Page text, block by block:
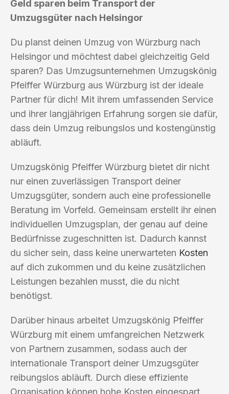
Geld sparen beim Transport der
Umzugsgüter nach Helsingor
Du planst deinen Umzug von Würzburg nach
Helsingor und möchtest dabei gleichzeitig Geld
sparen? Das Umzugsunternehmen Umzugskönig
Pfeiffer Würzburg aus Würzburg ist der ideale
Partner für dich! Mit ihrem umfassenden Service
und ihrer langjährigen Erfahrung sorgen sie dafür,
dass dein Umzug reibungslos und kostengünstig
abläuft.
Umzugskönig Pfeiffer Würzburg bietet dir nicht
nur einen zuverlässigen Transport deiner
Umzugsgüter, sondern auch eine professionelle
Beratung im Vorfeld. Gemeinsam erstellt ihr einen
individuellen Umzugsplan, der genau auf deine
Bedürfnisse zugeschnitten ist. Dadurch kannst
du sicher sein, dass keine unerwarteten Kosten
auf dich zukommen und du keine zusätzlichen
Leistungen bezahlen musst, die du nicht
benötigst.
Darüber hinaus arbeitet Umzugskönig Pfeiffer
Würzburg mit einem umfangreichen Netzwerk
von Partnern zusammen, sodass auch der
internationale Transport deiner Umzugsgüter
reibungslos abläuft. Durch diese effiziente
Organisation können hohe Kosten eingespart